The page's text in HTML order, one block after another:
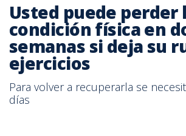
Usted puede perder
condición física en
semanas si deja su
ejercicios
Para volver a recuperarla se
días